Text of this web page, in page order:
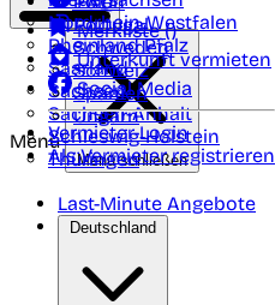
Nordrhein-Westfalen
Rheinland Pfalz
Saarland
Sachsen
Sachsen-Anhalt
Schleswig-Holstein
Thüringen
Portugal
Schweden
Schweiz
Spanien
Ungarn
Merkliste ()
Unterkunft vermieten
Social Media
Vermieter-Login
Als Vermieter registrieren
Menü
Menü schließen
Last-Minute Angebote
Deutschland